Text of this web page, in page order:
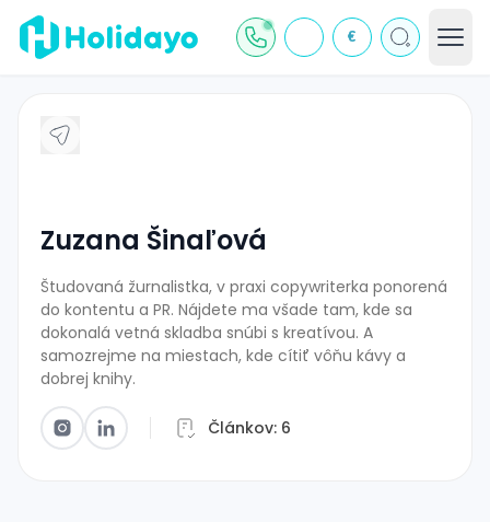
€
Zuzana Šinaľová
Študovaná žurnalistka, v praxi copywriterka ponorená
do kontentu a PR. Nájdete ma všade tam, kde sa
dokonalá vetná skladba snúbi s kreatívou. A
samozrejme na miestach, kde cítiť vôňu kávy a
dobrej knihy.
Článkov: 6